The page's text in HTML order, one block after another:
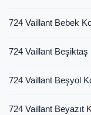
724 Vaillant Bebek
724 Vaillant
724 Vaillant Beşyol
724 Vaillant Beyazıt